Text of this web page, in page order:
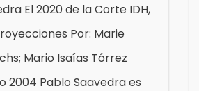
El 2020 de la Corte IDH,
Por: Marie
Mario Isaías Tórrez
2004 Pablo Saavedra es